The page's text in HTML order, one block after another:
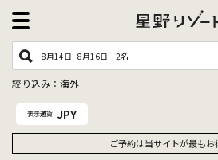
8月14日 - 8月16日 2名
絞り込み：海外
表示通貨 JPY
ご予約は当サイトが最もお